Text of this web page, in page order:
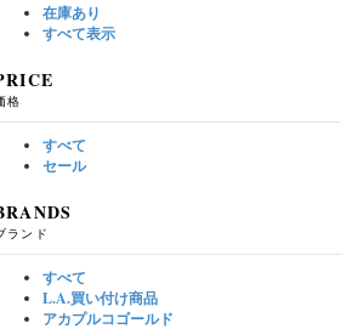
在庫あり
すべて表示
格
すべて
セール
ランド
すべて
L.A.買い付け商品
アカプルコゴールド